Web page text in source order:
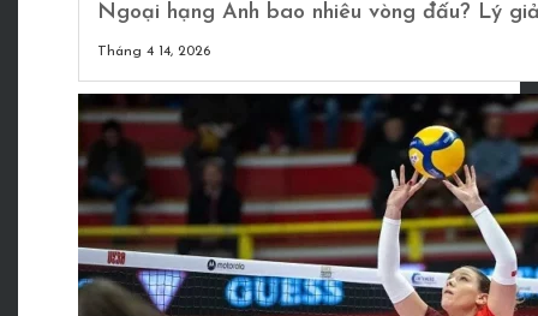
Ngoại hạng Anh bao nhiêu vòng đấu? Lý
Tháng 4 14, 2026
Cập nhật tin tức thể thao mới nhất về bóng đá, tennis, cầu
lông và nhiều bộ môn khác. Đồng thời chia sẻ kinh nghiệm,
kỹ thuật giúp bạn nâng cao kỹ năng và theo dõi các giải
đấu hấp dẫn.
Danh Mục
Bóng đá